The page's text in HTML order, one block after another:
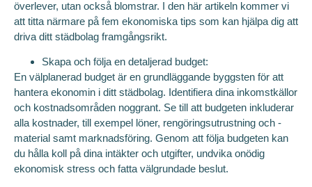
överlever, utan också blomstrar. I den här artikeln kommer vi
att titta närmare på fem ekonomiska tips som kan hjälpa dig att
driva ditt städbolag framgångsrikt.
Skapa och följa en detaljerad budget:
En välplanerad budget är en grundläggande byggsten för att
hantera ekonomin i ditt städbolag. Identifiera dina inkomstkällor
och kostnadsområden noggrant. Se till att budgeten inkluderar
alla kostnader, till exempel löner, rengöringsutrustning och -
material samt marknadsföring. Genom att följa budgeten kan
du hålla koll på dina intäkter och utgifter, undvika onödig
ekonomisk stress och fatta välgrundade beslut.